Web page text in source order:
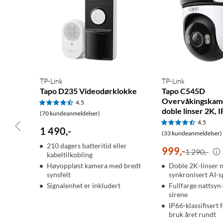
TP-Link
Tapo D235 Videodørklokke
4.5
(70 kundeanmeldelser)
1 490,-
210 dagers batteritid eller
kabeltilkobling
Høyoppløst kamera med bredt
synsfelt
Signalenhet er inkludert
TP-Link
Tapo C545D
doble linser 2K,
4.5
(33 kundeanmeldelser)
999,-1 290,-
Doble 2K-linser
synkronisert AI-
Fullfarge nattsyn
sirene
IP66-klassifisert
bruk året rundt